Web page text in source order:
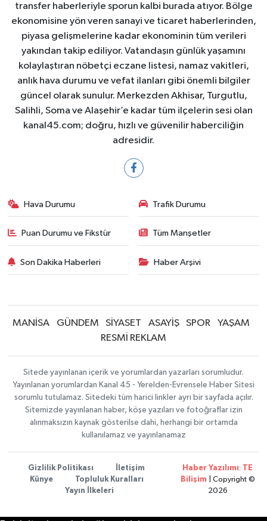
transfer haberleriyle sporun kalbi burada atıyor. Bölge
ekonomisine yön veren sanayi ve ticaret haberlerinden,
piyasa gelişmelerine kadar ekonominin tüm verileri
yakından takip ediliyor. Vatandaşın günlük yaşamını
kolaylaştıran nöbetçi eczane listesi, namaz vakitleri,
anlık hava durumu ve vefat ilanları gibi önemli bilgiler
güncel olarak sunulur. Merkezden Akhisar, Turgutlu,
Salihli, Soma ve Alaşehir’e kadar tüm ilçelerin sesi olan
kanal45.com; doğru, hızlı ve güvenilir haberciliğin
adresidir.
Hava Durumu Trafik Durumu
Puan Durumu ve Fikstür Tüm Manşetler
Son Dakika Haberleri Haber Arşivi
MANİSA GÜNDEM SİYASET ASAYİŞ SPOR
YAŞAM
RESMİ REKLAM
Sitede yayınlanan içerik ve yorumlardan yazarları sorumludur.
Yayınlanan yorumlardan Kanal 45 - Yerelden-Evrensele Haber Sitesi
sorumlu tutulamaz. Sitedeki tüm harici linkler ayrı bir sayfada açılır.
Sitemizde yayınlanan haber, köşe yazıları ve fotoğraflar izin
alınmaksızın kaynak gösterilse dahi, herhangi bir ortamda
kullanılamaz ve yayınlanamaz
Gizlilik Politikası
İletişim
Künye
Topluluk Kuralları
Yayın İlkeleri
Haber Yazılımı: TE
Bilişim | Copyright ©
2026